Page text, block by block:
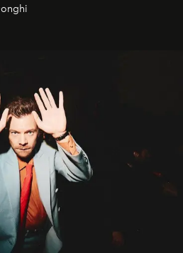
d'autore, le maison
e desiderio.